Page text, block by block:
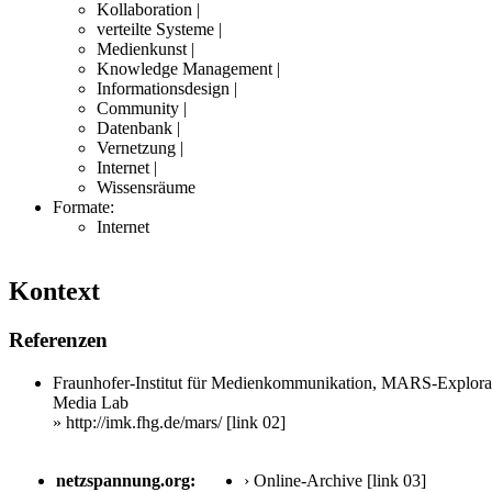
Kollaboration |
verteilte Systeme |
Medienkunst |
Knowledge Management |
Informationsdesign |
Community |
Datenbank |
Vernetzung |
Internet |
Wissensräume
Formate:
Internet
Kontext
Referenzen
Fraunhofer-Institut für Medienkommunikation, MARS-
Media Lab
» http://imk.fhg.de/mars/[link 02]
netzspannung.org: › Online-Archive [link 03]